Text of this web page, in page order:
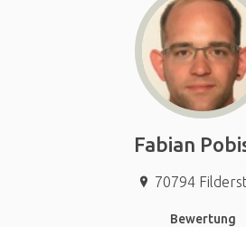
Fabian
70794
Bewertung